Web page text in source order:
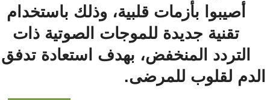
أصيبوا بأزمات قلبية، وذلك باستخدام
تقنية جديدة للموجات الصوتية ذات
التردد المنخفض، بهدف استعادة تدفق
لقلوب للمرضى.